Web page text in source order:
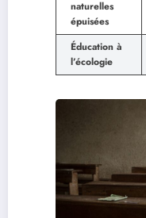
naturelles
épuisées
Éducation à
l’écologie